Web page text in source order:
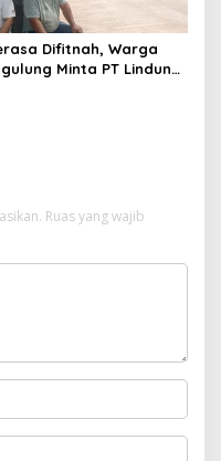
Difitnah, Warga
Minta PT Lindung
Ruas yang wajib